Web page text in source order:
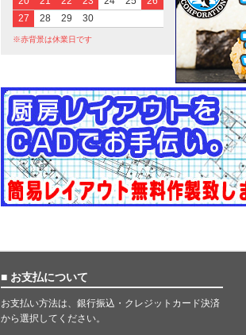
27
28 29 30
※赤背景は休業日です
■ お支払について
お支払い方法は、銀行振込・クレジットカード決済
から選択してください。